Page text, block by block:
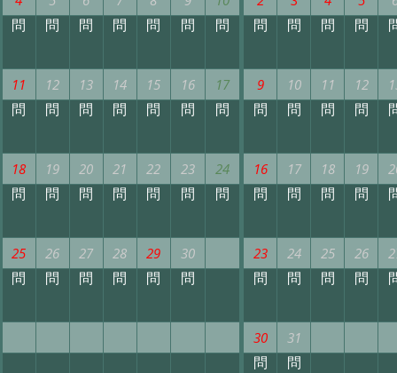
問 問 問 問 問 問 問
11 12 13 14 15 16 17
問 問 問 問 問 問 問
18 19 20 21 22 23 24
問 問 問 問 問 問 問
25 26 27 28 29 30
問 問 問 問 問 問
問 問 問 問
9 10 11 12
問 問 問 問
16 17 18 19
問 問 問 問
23 24 25 26
問 問 問 問
30 31
問 問